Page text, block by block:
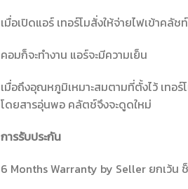
เมื่อเปิดแอร์ เทอร์โมสั่งให้จ่ายไฟเข้าค
คอมก็จะทำงาน แอร์จะมีความเย็น
เมื่อถึงอุณหภูมิเหมาะสมตามที่ตั้งไว้ เทอ
โดยสารอุ่นพอ คลัตช์จึงจะดูดใหม่
การรับประกัน
6 Months Warranty by Seller ยกเว้น